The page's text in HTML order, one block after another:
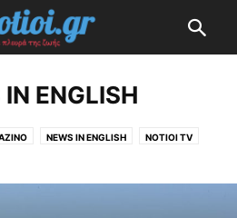
ENGLISH
NEWS IN ENGLISH NOTIOI TV
ΚΟΡΟΝΟΪΌΣ (ΣΥΝΕΧΉΣ ΕΝΗΜΈΡΩΣΗ)